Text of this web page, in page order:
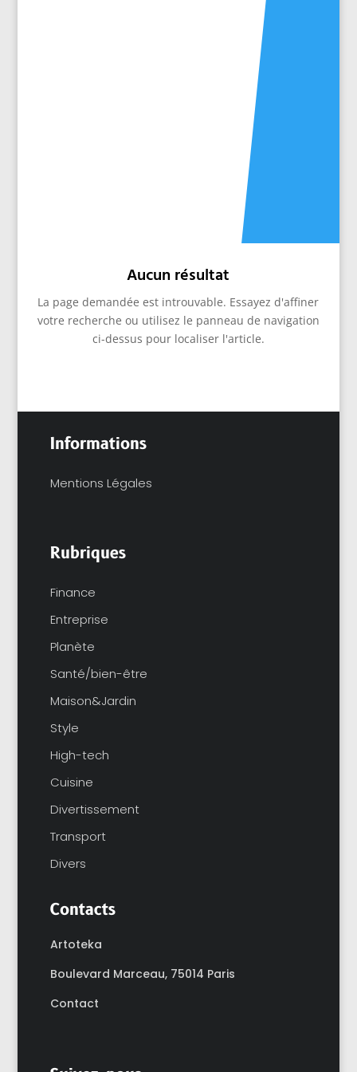
inattendu vers l’acier, un matériau longtemps
relégué face au triomphe du carbone et de
l’aluminium. Pourtant, les cadres en acier
continuent de séduire par leur robustesse et
leur confort naturel. De nombreuses marques
emblématiques perpétuent cette tradition,
alliant techniques modernes et esthétique
vintage pour offrir une expérience de pilotage
Aucun résultat
La page demandée est introuvable. Essayez d'affiner
votre recherche ou utilisez le panneau de navigation
ci-dessus pour localiser l'article.
Informations
Mentions Légales
Rubriques
Finance
Entreprise
Planète
Santé/bien-être
Maison&Jardin
Style
High-tech
Cuisine
Divertissement
Transport
Divers
Contacts
Artoteka
Boulevard Marceau, 75014 Paris
Contact